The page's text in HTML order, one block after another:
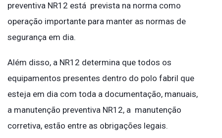
preventiva NR12 está prevista na norma como
operação importante para manter as normas de
segurança em dia.
Além disso, a NR12 determina que todos os
equipamentos presentes dentro do polo fabril que
esteja em dia com toda a documentação, manuais,
a manutenção preventiva NR12, a manutenção
corretiva, estão entre as obrigações legais.